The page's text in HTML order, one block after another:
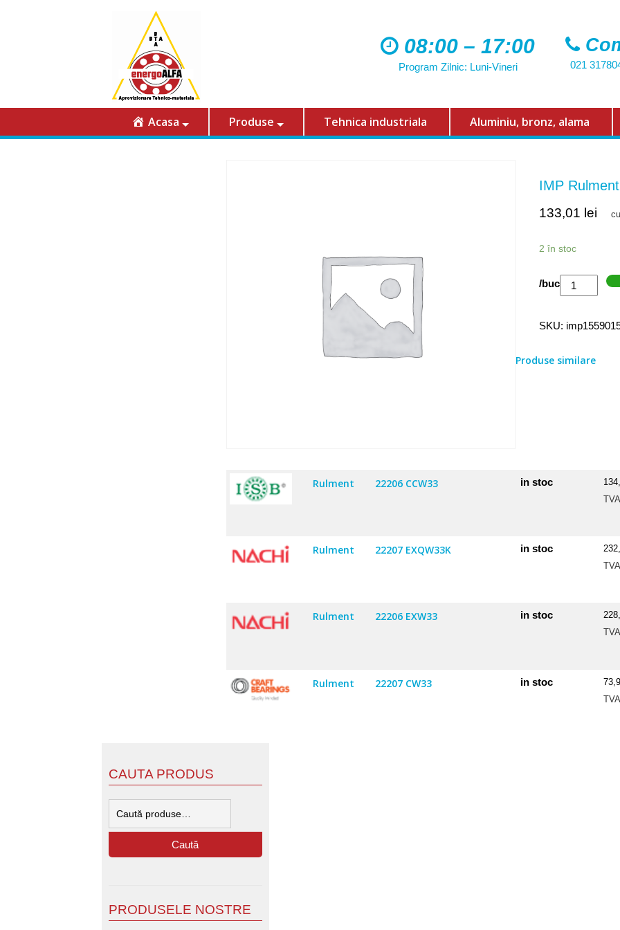
08:00 – 17:00
Program Zilnic: Luni-Vineri 021
Acasa Produse Tehnica industriala Aluminiu, bronz, alama
IMP
133,01 lei
2 în stoc
Cantitate
15590/15520
/buc
SKU:
Produse similare
Rulment 22206 CCW33 in stoc
TVA
Rulment 22207 EXQW33K in stoc
TVA
Rulment 22206 EXW33 in stoc
TVA
Rulment 22207 CW33 in stoc
TVA
CAUTA PRODUS
Caută
PRODUSELE NOSTRE